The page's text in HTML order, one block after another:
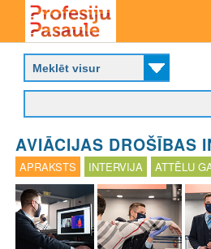
main
content
P
o
f
e
i
j
u
p
a
s
AVIĀCIJAS DROŠĪBAS
APRAKSTS INTERVIJA ATTĒLU